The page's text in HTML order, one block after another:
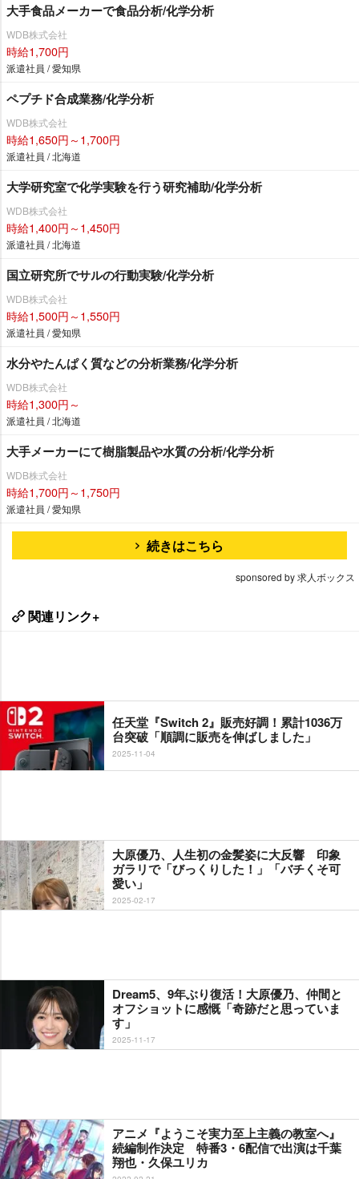
大手食品メーカーで食品分析/化学分析
WDB株式会社
時給1,700円
派遣社員 / 愛知県
ペプチド合成業務/化学分析
WDB株式会社
時給1,650円～1,700円
派遣社員 / 北海道
大学研究室で化学実験を行う研究補助/化学分析
WDB株式会社
時給1,400円～1,450円
派遣社員 / 北海道
国立研究所でサルの行動実験/化学分析
WDB株式会社
時給1,500円～1,550円
派遣社員 / 愛知県
水分やたんぱく質などの分析業務/化学分析
WDB株式会社
時給1,300円～
派遣社員 / 北海道
大手メーカーにて樹脂製品や水質の分析/化学分析
WDB株式会社
時給1,700円～1,750円
派遣社員 / 愛知県
続きはこちら
sponsored by 求人ボックス
関連リンク+
任天堂『Switch 2』販売好調！累計1036万
台突破「順調に販売を伸ばしました」
2025-11-04
大原優乃、人生初の金髪姿に大反響 印象
ガラリで「びっくりした！」「バチくそ可
愛い」
2025-02-17
Dream5、9年ぶり復活！大原優乃、仲間と
オフショットに感慨「奇跡だと思っていま
す」
2025-11-17
アニメ『ようこそ実力至上主義の教室へ』
続編制作決定 特番3・6配信で出演は千葉
翔也・久保ユリカ